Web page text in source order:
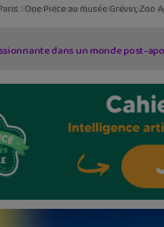
: One Piece au musée Grévin, Zoo
dans un monde post-